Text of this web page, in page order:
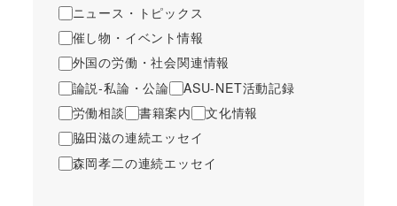
ニュース・トピックス
催し物・イベント情報
外国の労働・社会関連情報
論説-私論・公論
ASU-NET活動記録
労働相談
書籍案内
文化情報
脇田滋の連続エッセイ
森岡孝二の連続エッセイ